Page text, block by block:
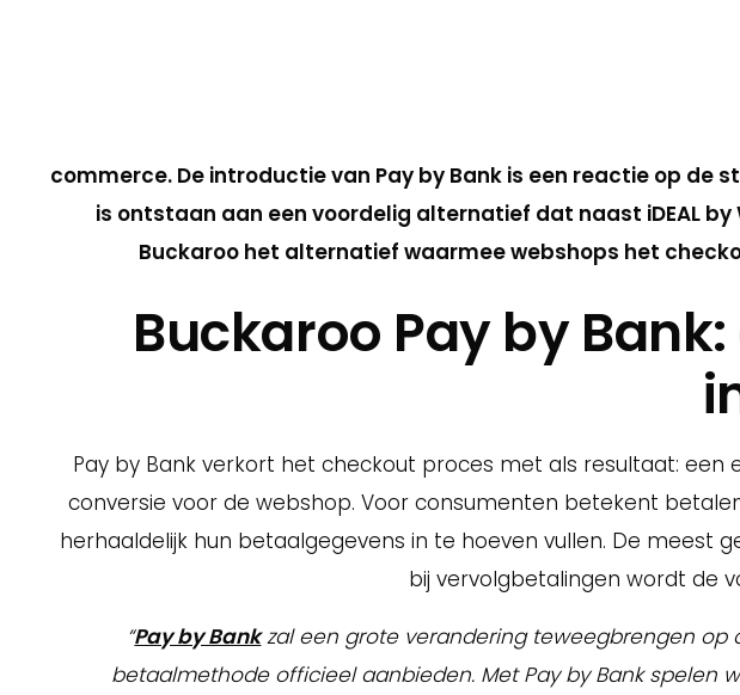
commerce. De introductie van Pay by Bank is een reactie op
is ontstaan aan een voordelig alternatief dat naast iDEAL
Buckaroo het alternatief waarmee webshops het
Buckaroo Pay by
Pay by Bank verkort het checkout proces met als resultaat:
conversie voor de webshop. Voor consumenten betekent
herhaaldelijk hun betaalgegevens in te hoeven vullen. De meest
bij vervolgbetalingen wordt de
“Pay by Bankzal een grote verandering teweegbrengen op
betaalmethode officieel aanbieden. Met Pay by Bank